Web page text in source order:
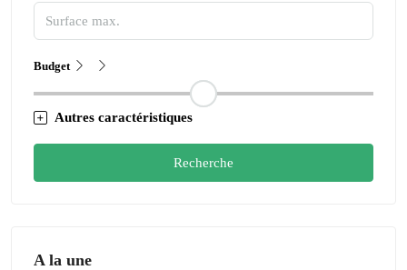
Budget
Autres caractéristiques
Recherche
A la une